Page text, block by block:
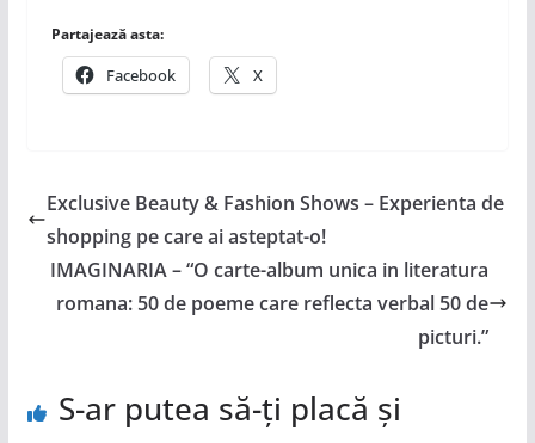
Partajează asta:
Facebook X
Exclusive Beauty & Fashion Shows – Experienta de
shopping pe care ai asteptat-o!
IMAGINARIA – “O carte-album unica in literatura
romana: 50 de poeme care reflecta verbal 50 de
picturi.”
S-ar putea să-ți placă și